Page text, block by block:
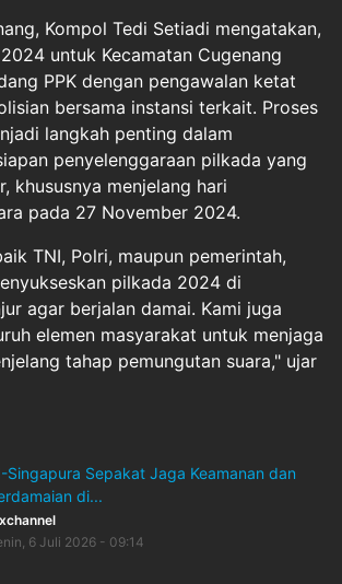
Kompol Tedi Setiadi mengatakan,
untuk Kecamatan Cugenang
PPK dengan pengawalan ketat
bersama instansi terkait. Proses
langkah penting dalam
penyelenggaraan pilkada yang
khususnya menjelang hari
pada 27 November 2024.
TNI, Polri, maupun pemerintah,
pilkada 2024 di
agar berjalan damai. Kami juga
elemen masyarakat untuk menjaga
tahap pemungutan suara," ujar
Singapura Sepakat Jaga Keamanan dan
di...
6 Juli 2026 - 09:14